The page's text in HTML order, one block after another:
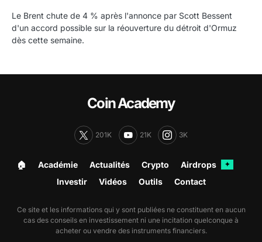
Le Brent chute de 4 % après l'annonce par Scott Bessent
d'un accord possible sur la réouverture du détroit d'Ormuz
dès cette semaine.
Coin Academy
201K 21K 3K
🏠︎ Académie Actualités Crypto Airdrops ✦
Investir Vidéos Outils Contact
Ce site et les informations qui y sont publiées ne constituent en aucun
cas des conseils en investissement ni une incitation quelconque à
acheter ou vendre des instruments financiers.